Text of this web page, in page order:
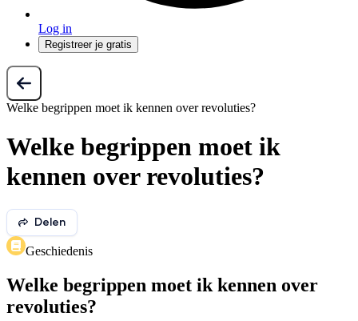
Log in
Registreer je gratis
Welke begrippen moet ik kennen over revoluties?
Welke begrippen moet ik
kennen over revoluties?
Delen
Geschiedenis
Welke begrippen moet ik kennen over
revoluties?